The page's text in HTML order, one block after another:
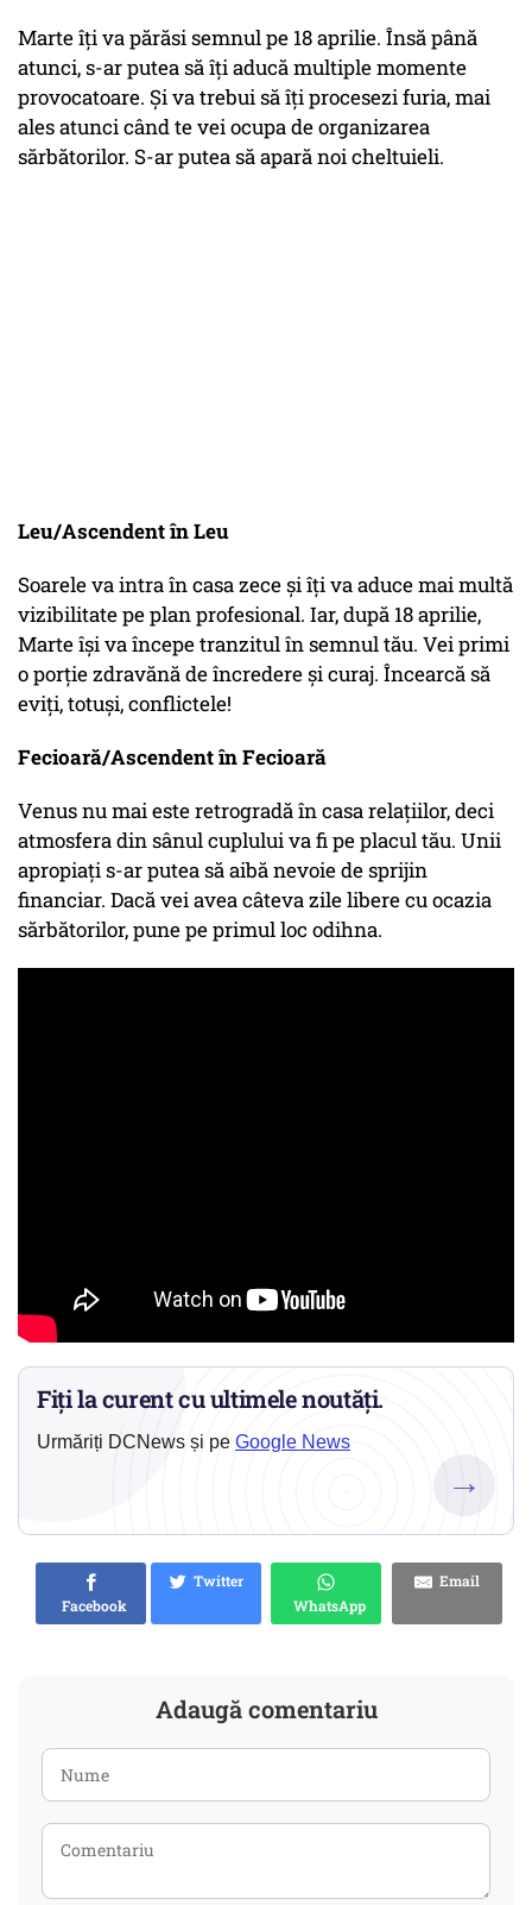
Marte îți va părăsi semnul pe 18 aprilie. Însă până
atunci, s-ar putea să îți aducă multiple momente
provocatoare. Și va trebui să îți procesezi furia, mai
ales atunci când te vei ocupa de organizarea
sărbătorilor. S-ar putea să apară noi cheltuieli.
Leu/Ascendent în Leu
Soarele va intra în casa zece și îți va aduce mai multă
vizibilitate pe plan profesional. Iar, după 18 aprilie,
Marte își va începe tranzitul în semnul tău. Vei primi
o porție zdravănă de încredere și curaj. Încearcă să
eviți, totuși, conflictele!
Fecioară/Ascendent în Fecioară
Venus nu mai este retrogradă în casa relațiilor, deci
atmosfera din sânul cuplului va fi pe placul tău. Unii
apropiați s-ar putea să aibă nevoie de sprijin
financiar. Dacă vei avea câteva zile libere cu ocazia
sărbătorilor, pune pe primul loc odihna.
Fiți la curent cu ultimele noutăți.
Urmăriți DCNews și pe Google News
→
Facebook
Twitter
WhatsApp
Email
Adaugă comentariu